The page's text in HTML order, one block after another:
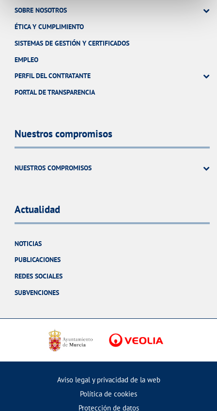
SOBRE NOSOTROS
ÉTICA Y CUMPLIMIENTO
SISTEMAS DE GESTIÓN Y CERTIFICADOS
EMPLEO
PERFIL DEL CONTRATANTE
PORTAL DE TRANSPARENCIA
Nuestros compromisos
NUESTROS COMPROMISOS
Actualidad
NOTICIAS
PUBLICACIONES
REDES SOCIALES
SUBVENCIONES
Aviso legal y privacidad de la web
Política de cookies
Protección de datos